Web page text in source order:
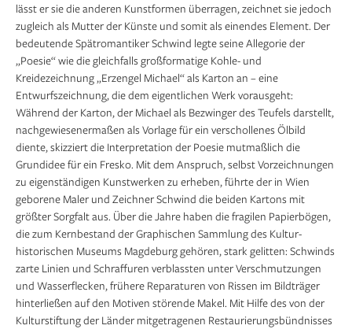
lässt er sie die anderen Kunstformen überragen, zeichnet sie jedoch
zugleich als Mutter der Künste und somit als einendes Element. Der
bedeutende Spätroman­tiker Schwind legte seine Allegorie der
„Poesie“ wie die gleichfalls großformatige Kohle- und
Kreidezeichnung „Erzengel Michael“ als Karton an – eine
Entwurfszeichnung, die dem eigentlichen Werk vorausgeht:
Während der Karton, der Michael als Bezwinger des Teufels darstellt,
nachgewiesenermaßen als Vorlage für ein verschollenes Ölbild
diente, skizziert die Interpretation der Poesie mutmaßlich die
Grundidee für ein Fresko. Mit dem Anspruch, selbst Vorzeichnungen
zu eigen­ständigen Kunstwerken zu erheben, führte der in Wien
geborene Maler und Zeichner Schwind die beiden Kartons mit
größter Sorgfalt aus. Über die Jahre haben die fragilen Papier­bögen,
die zum Kernbestand der Graphischen Sammlung des Kultur­
historischen Museums Magdeburg gehören, stark gelitten: Schwinds
zarte Linien und Schraffuren verblassten unter Verschmutzungen
und Wasserflecken, frühere Reparaturen von Rissen im Bildträger
hinterließen auf den Motiven störende Makel. Mit Hilfe des von der
Kulturstiftung der Länder mitgetragenen Restaurierungsbündnisses